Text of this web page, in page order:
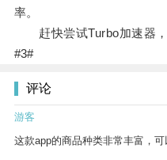
率。
赶快尝试Turbo加速器，
#3#
评论
游客
这款app的商品种类非常丰富，可